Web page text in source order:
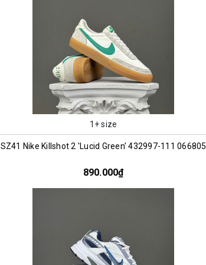
1+ size
SZ41 Nike Killshot 2 'Lucid Green' 432997-111 066805
890.000₫